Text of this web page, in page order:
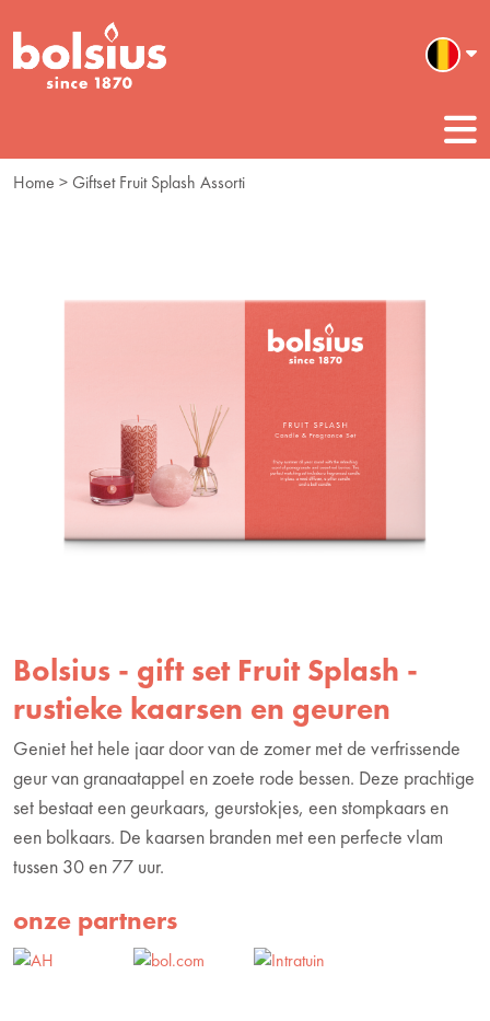
Home > Giftset Fruit Splash Assorti
Bolsius - gift set Fruit Splash -
rustieke kaarsen en geuren
Geniet het hele jaar door van de zomer met de verfrissende
geur van granaatappel en zoete rode bessen. Deze prachtige
set bestaat een geurkaars, geurstokjes, een stompkaars en
een bolkaars. De kaarsen branden met een perfecte vlam
tussen 30 en 77 uur.
onze partners